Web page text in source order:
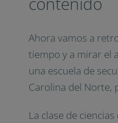
Ahora vamos a
tiempo y a mirar el
una escuela de
Carolina del Norte,
La clase de